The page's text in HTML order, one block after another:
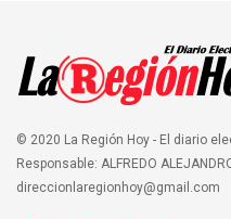
© 2020 La Región Hoy - El diario
Responsable: ALFREDO
direccionlaregionhoy@gmail.com